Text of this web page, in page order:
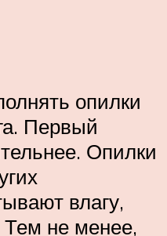
опилки
Первый
Опилки
влагу,
Тем не менее,